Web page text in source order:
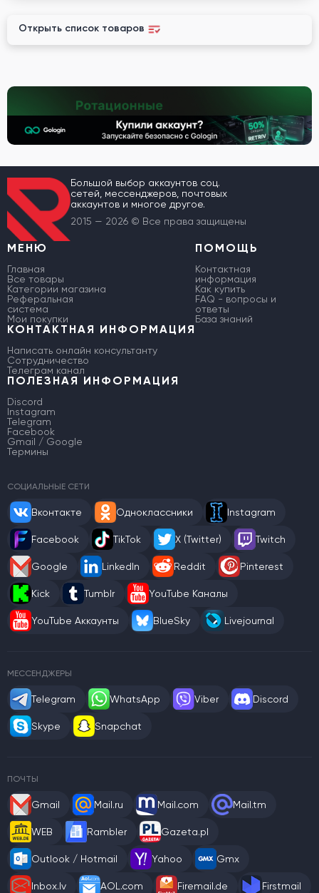
Открыть список товаров
Большой выбор аккаунтов соц.
сетей, мессенджеров, почтовых
аккаунтов и многое другое.
2015 — 2026 © Все права защищены
МЕНЮ
Главная
Все товары
Категории магазина
Реферальная
система
Мои покупки
ПОМОЩЬ
Контактная
информация
Как купить
FAQ - вопросы и
ответы
База знаний
КОНТАКТНАЯ ИНФОРМАЦИЯ
Написать онлайн консультанту
Сотрудничество
Телеграм канал
ПОЛЕЗНАЯ ИНФОРМАЦИЯ
Discord
Instagram
Telegram
Facebook
Gmail / Google
Термины
СОЦИАЛЬНЫЕ СЕТИ
Вконтакте Одноклассники Instagram
Facebook TikTok X (Twitter) Twitch
Google LinkedIn Reddit Pinterest
Kick Tumblr YouTube Каналы
YouTube Аккаунты BlueSky Livejournal
МЕССЕНДЖЕРЫ
Telegram WhatsApp Viber Discord
Skype Snapchat
ПОЧТЫ
Gmail Mail.ru Mail.com Mail.tm
WEB Rambler Gazeta.pl
Outlook / Hotmail Yahoo Gmx
Inbox.lv AOL.com Firemail.de Firstmail